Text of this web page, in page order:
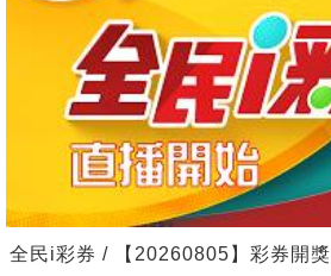
全民i彩券 / 【20260805】彩券開獎